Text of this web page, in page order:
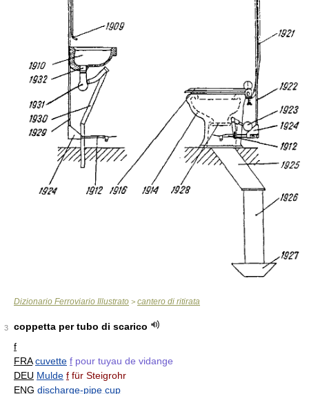
Dizionario Ferroviario Illustrato > cantero di ritirata
3
coppetta per tubo di scarico
f
FRA cuvette f pour tuyau de vidange
DEU Mulde f für Steigrohr
ENG discharge-pipe cup